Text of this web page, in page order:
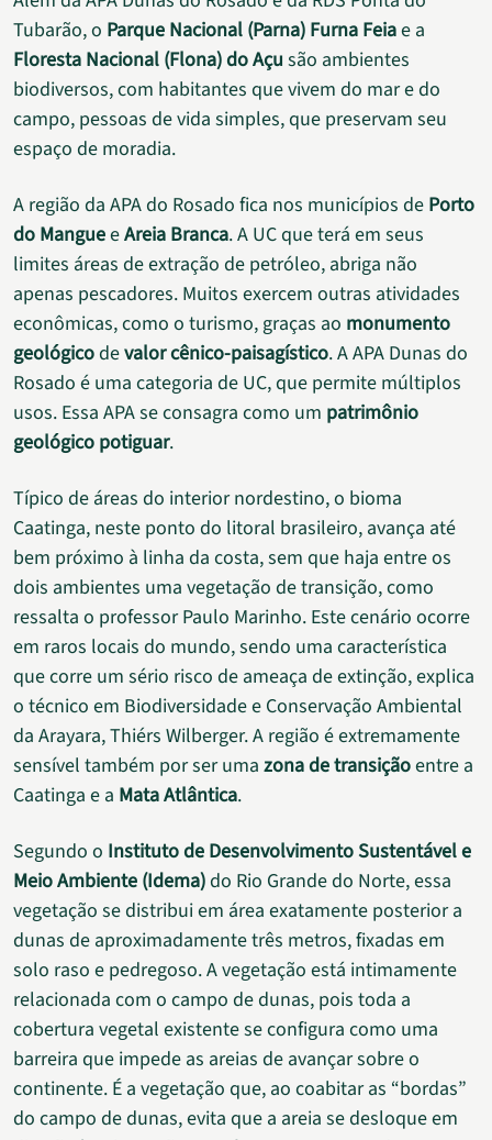
Tubarão, o Parque Nacional (Parna) Furna Feiae a
Floresta Nacional (Flona) do Açu são ambientes
biodiversos, com habitantes que vivem do mar e do
campo, pessoas de vida simples, que preservam seu
espaço de moradia.
A região da APA do Rosado fica nos municípios de Porto
do MangueeAreia Branca. A UC que terá em seus
limites áreas de extração de petróleo, abriga não
apenas pescadores. Muitos exercem outras atividades
econômicas, como o turismo, graças ao monumento
geológicodevalor cênico-paisagístico. A APA Dunas do
Rosado é uma categoria de UC, que permite múltiplos
usos. Essa APA se consagra como um patrimônio
geológico potiguar.
Típico de áreas do interior nordestino, o bioma
Caatinga, neste ponto do litoral brasileiro, avança até
bem próximo à linha da costa, sem que haja entre os
dois ambientes uma vegetação de transição, como
ressalta o professor Paulo Marinho. Este cenário ocorre
em raros locais do mundo, sendo uma característica
que corre um sério risco de ameaça de extinção, explica
o técnico em Biodiversidade e Conservação Ambiental
da Arayara, Thiérs Wilberger. A região é extremamente
sensível também por ser uma zona de transiçãoentre a
Caatinga e a Mata Atlântica.
Segundo o Instituto de Desenvolvimento Sustentável e
Meio Ambiente (Idema)do Rio Grande do Norte, essa
vegetação se distribui em área exatamente posterior a
dunas de aproximadamente três metros, fixadas em
solo raso e pedregoso. A vegetação está intimamente
relacionada com o campo de dunas, pois toda a
cobertura vegetal existente se configura como uma
barreira que impede as areias de avançar sobre o
continente. É a vegetação que, ao coabitar as “bordas”
do campo de dunas, evita que a areia se desloque em